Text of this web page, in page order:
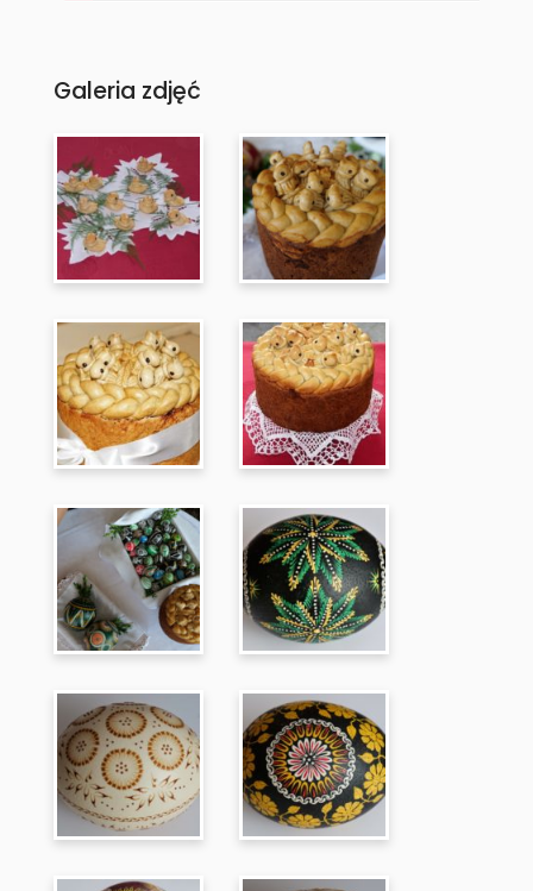
Galeria zdjęć